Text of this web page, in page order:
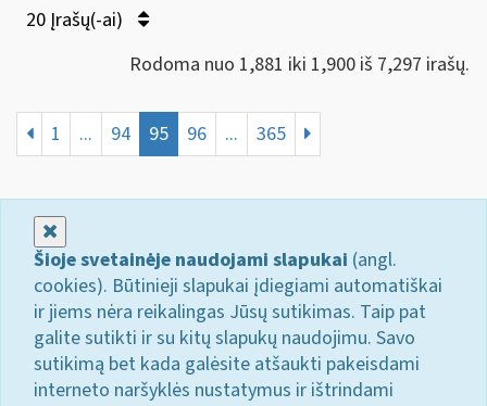
20 Įrašų(-ai)
Rodoma nuo 1,881 iki 1,900 iš 7,297 irašų.
1 ... 94 95 96 ... 365
Šioje svetainėje naudojami slapukai (angl.
cookies). Būtinieji slapukai įdiegiami automatiškai
ir jiems nėra reikalingas Jūsų sutikimas. Taip pat
galite sutikti ir su kitų slapukų naudojimu. Savo
sutikimą bet kada galėsite atšaukti pakeisdami
interneto naršyklės nustatymus ir ištrindami